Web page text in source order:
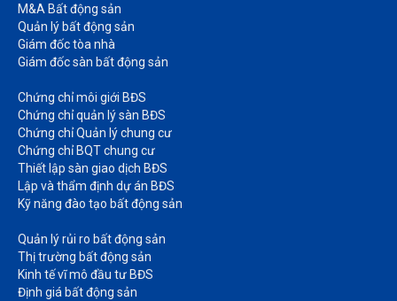
M&A Bất động sản​
Quản lý bất động sản
Giám đốc tòa nhà​
Giám đốc sàn bất động sản
Chứng chỉ môi giới BĐS​
Chứng chỉ quản lý sàn BĐS
Chứng chỉ Quản lý chung cư​
Chứng chỉ BQT chung cư​
Thiết lập sàn giao dịch BĐS​
Lập và thẩm định dự án BĐS​
Kỹ năng đào tạo bất động sản​
Quản lý rủi ro bất động sản​
Thị trường bất động sản​
Kinh tế vĩ mô đầu tư BĐS​
Định giá bất động sản​